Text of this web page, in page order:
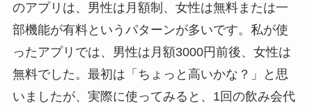
のアプリは、男性は月額制、女性は無料または一
部機能が有料というパターンが多いです。私が使
ったアプリでは、男性は月額3000円前後、女性は
無料でした。最初は「ちょっと高いかな？」と思
いましたが、実際に使ってみると、1回の飲み会代